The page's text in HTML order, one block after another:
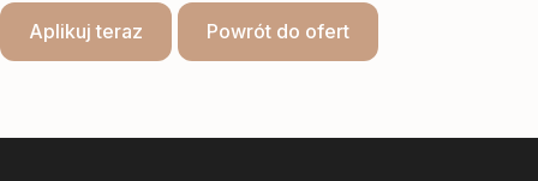
Aplikuj teraz
Powrót do ofert